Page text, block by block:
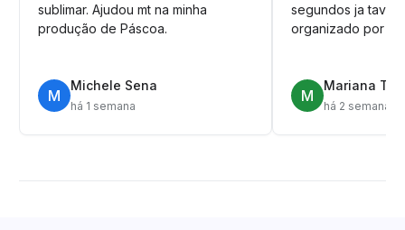
sublimar. Ajudou mt na minha
produção de Páscoa.
M
Michele Sena
há 1 semana
segundos ja tava
organizado por
M
Mariana T.
há 2 semanas